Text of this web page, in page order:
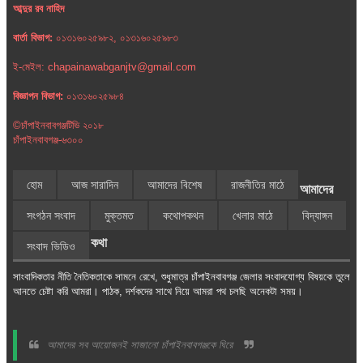
আব্দুর রব নাহিদ
বার্তা বিভাগ: ০১৩১৬০২৫৯৮২, ০১৩১৬০২৫৯৮৩
ই-মেইল: chapainawabganjtv@gmail.com
বিজ্ঞাপন বিভাগ: ০১৩১৬০২৫৯৮৪
©চাঁপাইনবাবগঞ্জটিভি ২০১৮
চাঁপাইনবাবগঞ্জ-৬৩০০
হোম আজ সারাদিন আমাদের বিশেষ রাজনীতির মাঠে
সংগঠন সংবাদ মুক্তমত কথোপকথন খেলার মাঠে বিদ্যাঙ্গন
সংবাদ ভিডিও
আমাদের
কথা
সাংবাদিকতার নীতি নৈতিকতাকে সামনে রেখে, শুধুমাত্র চাঁপাইনবাবগঞ্জ জেলার সংবাদযোগ্য বিষয়কে তুলে
আনতে চেষ্টা করি আমরা। পাঠক, দর্শকদের সাথে নিয়ে আমরা পথ চলছি অনেকটা সময়।
আমাদের সব আয়োজনই সাজানো চাঁপাইনবাবগঞ্জকে ঘিরে